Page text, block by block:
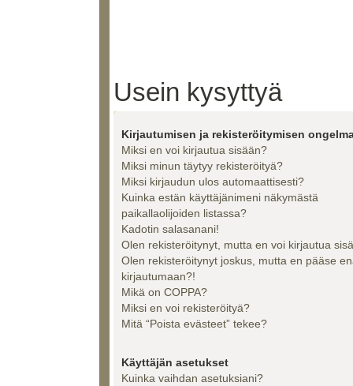
Usein kysyttyä
Kirjautumisen ja rekisteröitymisen
Miksi en voi kirjautua sisään?
Miksi minun täytyy rekisteröityä?
Miksi kirjaudun ulos automaattisesti?
Kuinka estän käyttäjänimeni näkymästä
paikallaolijoiden listassa?
Kadotin salasanani!
Olen rekisteröitynyt, mutta en voi kirjautua
Olen rekisteröitynyt joskus, mutta en pääse
kirjautumaan?!
Mikä on COPPA?
Miksi en voi rekisteröityä?
Mitä “Poista evästeet” tekee?
Käyttäjän asetukset
Kuinka vaihdan asetuksiani?